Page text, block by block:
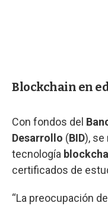
Blockchain en
Con fondos del
Desarrollo (BID), se
tecnología
certificados de
“La preocupación del